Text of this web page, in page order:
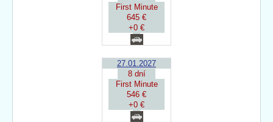
First Minute
645 €
+0 €
27.01.2027
8 dní
First Minute
546 €
+0 €